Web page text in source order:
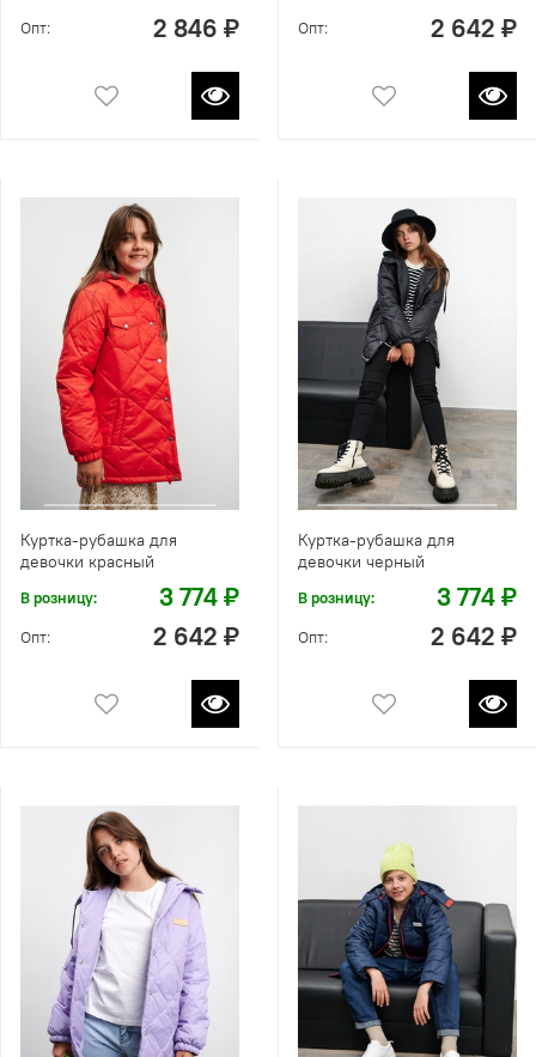
Опт: 2 846 ₽ Опт: 2 642 ₽
Куртка-рубашка для
девочки красный
В розницу: 3 774 ₽
Опт: 2 642 ₽
Куртка-рубашка для
девочки черный
В розницу: 3 774 ₽
Опт: 2 642 ₽